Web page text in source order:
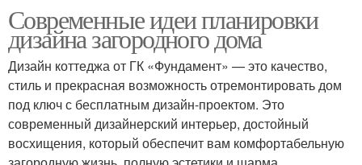
Современные идеи планировки
дизайна загородного дома
Дизайн коттеджа от ГК «Фундамент» — это качество,
стиль и прекрасная возможность отремонтировать дом
под ключ с бесплатным дизайн-проектом. Это
современный дизайнерский интерьер, достойный
восхищения, который обеспечит вам комфортабельную